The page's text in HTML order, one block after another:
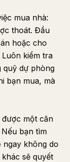
mua nhà:
thoát. Đầu
hoặc cho
kiểm tra
quỹ dự phòng
bạn mua, mà
một căn
bạn tìm
không do
sẽ quyết